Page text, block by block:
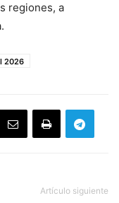
regiones, a
2026
Artículo siguiente